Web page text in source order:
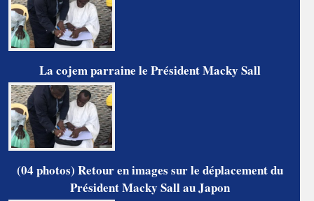
La cojem parraine le Président Macky Sall
(04 photos) Retour en images sur le déplacement du
Président Macky Sall au Japon